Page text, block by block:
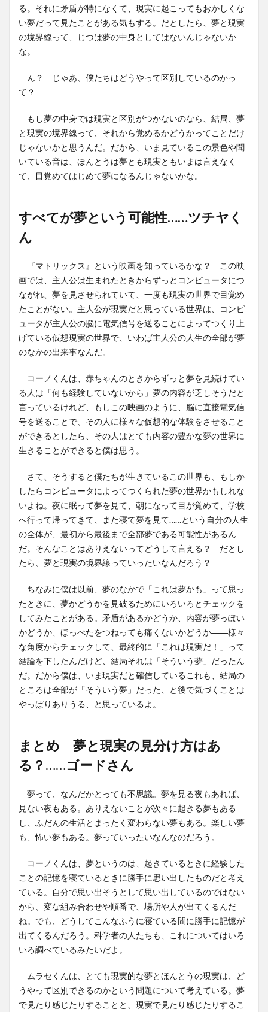
る。それに矛盾が特になくて、現実に起こってもおかしくな
い夢だって見たことがある気もする。だとしたら、夢と現実
の境界線って、じつは夢の中身としてはないんじゃないか
な。
ん？ じゃあ、僕たちはどうやって区別しているのかっ
て？
もし夢の中身では現実と区別がつかないのなら、結局、夢
と現実の境界線って、それから覚めるかどうかってことだけ
じゃないかと思うんだ。だから、いま見ているこの景色や聞
いている音は、ほんとうは夢とも現実ともいまは言えなく
て、目覚めてはじめて夢になるんじゃないかな。
すべてが夢という可能性……ツチヤく
ん
『マトリックス』という映画を知っているかな？ この映
画では、主人公は生まれたときからずっとコンピュータにつ
ながれ、夢を見させられていて、一度も現実の世界で目覚め
たことがない。主人公が現実だと思っている世界は、コンピ
ュータが主人公の脳に電気信号を送ることによってつくり上
げている仮想現実の世界で、いわば主人公の人生の全部が夢
のなかの出来事なんだ。
コーノくんは、赤ちゃんのときからずっと夢を見続けてい
る人は「何も経験していないから」夢の内容が乏しそうだと
言っているけれど、もしこの映画のように、脳に直接電気信
号を送ることで、その人に様々な仮想的な体験をさせること
ができるとしたら、その人はとても内容の豊かな夢の世界に
生きることができると僕は思う。
さて、そうすると僕たちが生きているこの世界も、もしか
したらコンピュータによってつくられた夢の世界かもしれな
いよね。夜に眠って夢を見て、朝になって目が覚めて、学校
へ行って帰ってきて、また寝て夢を見て……という自分の人生
の全体が、最初から最後まで全部夢である可能性があるん
だ。そんなことはありえないってどうして言える？ だとし
たら、夢と現実の境界線っていったいなんだろう？
ちなみに僕は以前、夢のなかで「これは夢かも」って思っ
たときに、夢かどうかを見破るためにいろいろとチェックを
してみたことがある。矛盾があるかどうか、内容が夢っぽい
かどうか、ほっぺたをつねっても痛くないかどうか――様々
な角度からチェックして、最終的に「これは現実だ！」って
結論を下したんだけど、結局それは「そういう夢」だったん
だ。だから僕は、いま現実だと確信しているこれも、結局の
ところは全部が「そういう夢」だった、と後で気づくことは
やっぱりありうる、と思っているよ。
まとめ 夢と現実の見分け方はあ
る？……ゴードさん
夢って、なんだかとっても不思議。夢を見る夜もあれば、
見ない夜もある。ありえないことが次々に起きる夢もある
し、ふだんの生活とまったく変わらない夢もある。楽しい夢
も、怖い夢もある。夢っていったいなんなのだろう。
コーノくんは、夢というのは、起きているときに経験した
ことの記憶を寝ているときに勝手に思い出したものだと考え
ている。自分で思い出そうとして思い出しているのではない
から、変な組み合わせや順番で、場所や人が出てくるんだ
ね。でも、どうしてこんなふうに寝ている間に勝手に記憶が
出てくるんだろう。科学者の人たちも、これについてはいろ
いろ調べているみたいだよ。
ムラセくんは、とても現実的な夢とほんとうの現実は、ど
うやって区別できるのかという問題について考えている。夢
で見たり感じたりすることと、現実で見たり感じたりするこ